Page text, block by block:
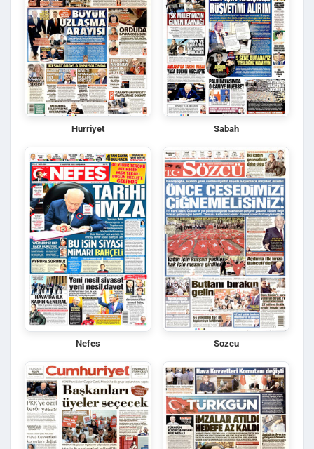
Hurriyet Sabah
Nefes Sozcu